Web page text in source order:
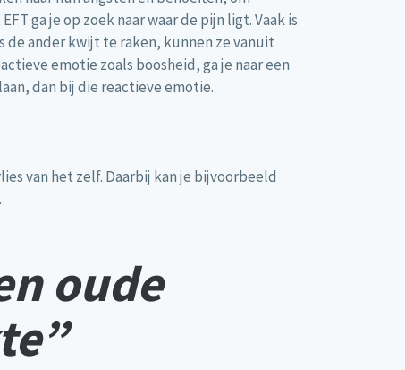
ga je op zoek naar waar de pijn ligt. Vaak is
de ander kwijt te raken, kunnen ze vanuit
emotie zoals boosheid, ga je naar een
dan bij die reactieve emotie.
van het zelf. Daarbij kan je bijvoorbeeld
oude